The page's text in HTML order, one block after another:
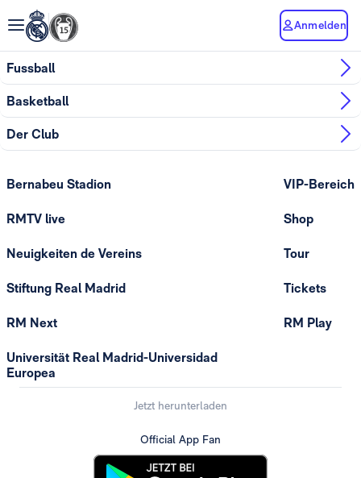
Anmelden
Fussball
Basketball
Der Club
Bernabeu Stadion
RMTV live
Neuigkeiten de Vereins
Stiftung Real Madrid
RM Next
Universität Real Madrid-Universidad
Europea
VIP-Bereich
Shop
Tour
Tickets
RM Play
Jetzt herunterladen
Official App Fan